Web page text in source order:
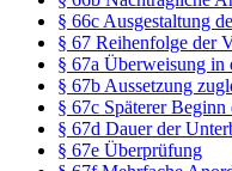
§ 66c Ausgestaltung
§ 67 Reihenfolge der
§ 67a Überweisung in
§ 67b Aussetzung
§ 67c Späterer
§ 67d Dauer der
§ 67e Überprüfung